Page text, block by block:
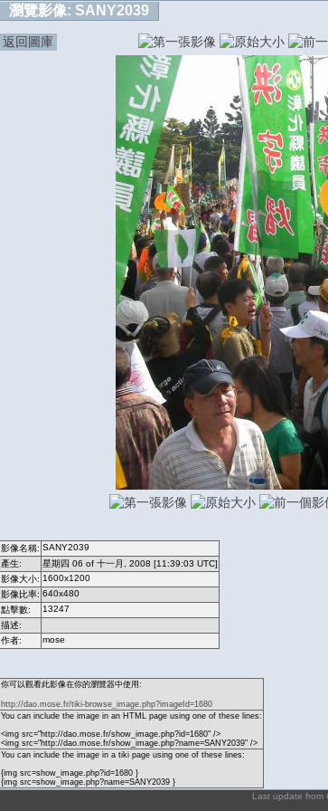
瀏覽影像: SANY2039
返回圖庫
影像名稱: SANY2039
產生:
星期四 06 of 十一月, 2008 [11:39:03 UTC]
影像大小: 1600x1200
影像比率: 640x480
點擊數:
13247
描述:
作者:
mose
你可以觀看此影像在你的瀏覽器中使用:
http://dao.mose.fr/tiki-browse_image.php?imageId=1680
You can include the image in an HTML page using one of these lines:
<img src="http://dao.mose.fr/show_image.php?id=1680" />
<img src="http://dao.mose.fr/show_image.php?name=SANY2039" />
You can include the image in a tiki page using one of these lines:
{img src=show_image.php?id=1680 }
{img src=show_image.php?name=SANY2039 }
Last update from